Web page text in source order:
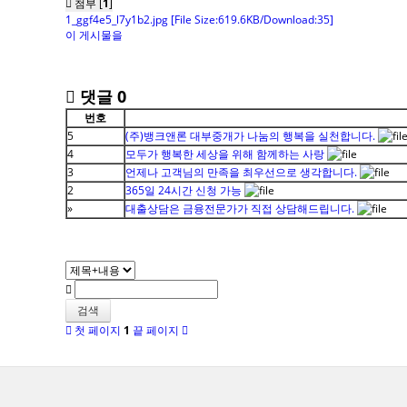
첨부 [ 1
1_ggf4e5_l7y1b2.jpg [File Size:619.6KB/Download:35]
이 게시물을
댓글 0
번호
5
(주)뱅크앤론 대부중개가 나눔의 행복을 실천합니다.
4
모두가 행복한 세상을 위해 함께하는 사랑
3
언제나 고객님의 만족을 최우선으로 생각합니다.
2
365일 24시간 신청 가능
»
대출상담은 금융전문가가 직접 상담해드립니다.
검색
첫 페이지 1 끝 페이지